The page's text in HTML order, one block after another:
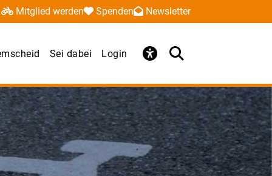
Mitglied werden Spenden Newsletter
Sei dabei Login